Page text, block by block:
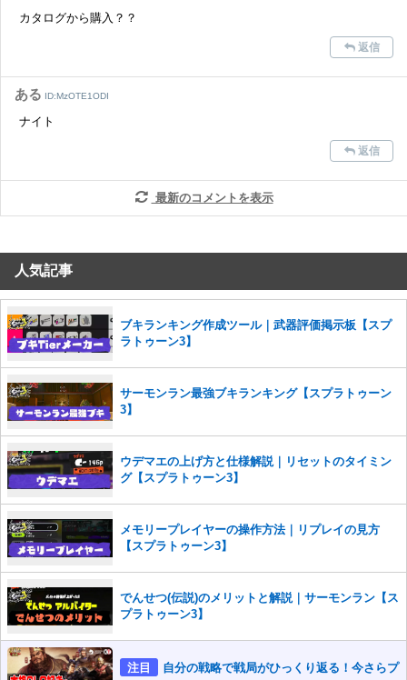
さい。
また、過度な利用規約の違反や、弊社に損害の及ぶ内容の書き込みがあ
かじめご理解くださいませ。
カタログから購入？？
返信
ある ID:MzOTE1ODI
ナイト
返信
最新のコメントを表示
人気記事
ブキランキング作成ツール｜武器評価掲示板【スプ
ラトゥーン3】
サーモンラン最強ブキランキング【スプラトゥーン
3】
ウデマエの上げ方と仕様解説｜リセットのタイミン
グ【スプラトゥーン3】
メモリープレイヤーの操作方法｜リプレイの見方
【スプラトゥーン3】
でんせつ(伝説)のメリットと解説｜サーモンラン【ス
プラトゥーン3】
注目 自分の戦略で戦局がひっくり返る！今さらプ